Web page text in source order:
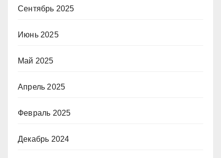
Сентябрь 2025
Июнь 2025
Май 2025
Апрель 2025
Февраль 2025
Декабрь 2024